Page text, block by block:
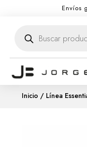
Envíos
productos
Inicio / Línea